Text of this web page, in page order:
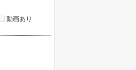
動画あり